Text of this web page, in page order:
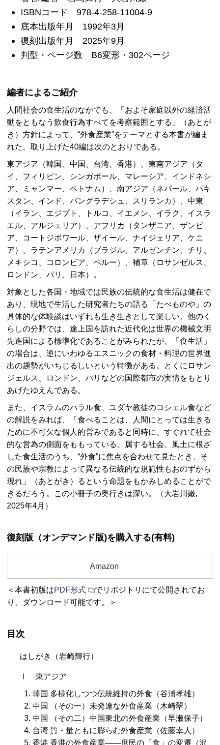
ISBNコード 978-4-258-11004-9
底本出版年月 1992年3月
復刻出版年月 2025年9月
判型・ページ数 B6変形・302ページ
編者によるご紹介
人間社会の食生活のなかでも、「およそ家庭以外の経済活
動をともなう飲食行為すべてを考察範囲とする」（あとが
き）方針によって、“外食産業”をテーマとする本書が編ま
れた。取り上げた40編は次のとおりである。
東アジア（韓国、中国、台湾、香港）、東南アジア（タ
イ、フィリピン、シンガポール、マレーシア、インドネシ
ア、ミャンマー、ベトナム）、南アジア（ネパール、パキ
スタン、インド、バングラデシュ、スリランカ）、中東
（イラン、エジプト、トルコ、イエメン、イラク、イスラ
エル、アルジェリア）、アフリカ（タンザニア、ザンビ
ア、コートジボワール、ザイール、ナイジェリア、ケニ
ア）、ラテンアメリカ（ブラジル、アルゼンチン、チリ、
メキシコ、コロンビア、ペルー）、補章（ロサンゼルス、
ロンドン、パリ、日本）。
対象とした各国・地域では民族の伝統的な食生活は健在で
あり、現地で生活した研究者たちの語る「たべものや」の
具体的な体験談はいずれも生き生きとして楽しい。他のく
らしの分野では、途上国を訪れた近代化は世界の機械文明
先進国による標準化であることがみられたが、「食生活」
の場合は、逆にいわゆるエスニックの食材・料理の世界進
出の趨勢がいちじるしいという特徴がある。とくにロサン
ジェルス、ロンドン、パリなどの国際都市の実情をもとり
あげたゆえんである。
また、イスラムのハラル食、ユダヤ教徒のコシェル食など
の解説をみれば、「食べることは、人間にとっては生きる
ために不可欠な個人的営みであると同時に、すぐれて社会
的な営為の側面をももっている。属する社会、風土に根ざ
した食生活のうち、“外食”に焦点を合わせて見たとき、そ
の民族や宗教によって異なる伝統的な規範性もおのずから
現れ」（あとがき）るという命題をもかみしめることがで
きるだろう。この小冊子の奥行きは深い。（大岩川嫩,
2025年4月）
復刻版（オンデマンド版)を購入する(有料)
Amazon
＜本書初版はPDF形式
でリポジトリにて公開されてお
り、ダウンロード可能です。＞
目次
はしがき（岩崎輝行）
Ⅰ 東アジア
韓国 多様化しつつ伝統維持の外食（谷浦孝雄）
中国 （その一）未発達な外食産業（木崎翠）
中国 （その二）中国東北の外食産業（早瀬保子）
台湾 質・量ともに膨らむ外食産業（佐藤幸人）
香港 香港の外食産業――庶民の「食」の変遷（沢